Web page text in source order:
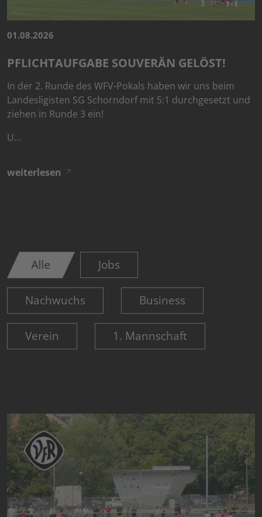
01.08.2026
PFLICHTAUFGABE SOUVERÄN GELÖST!
In der 2. Runde des WFV-Pokals haben wir uns beim
Landesligisten SG Schorndorf mit 5:1 durchgesetzt und
ziehen in Runde 3 ein!
U…
weiterlesen
Alle Jobs
Nachwuchs Business
Verein 1. Mannschaft